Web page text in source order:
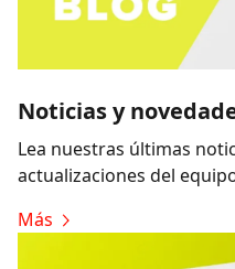
Noticias y
Lea nuestras últimas
actualizaciones del
Más